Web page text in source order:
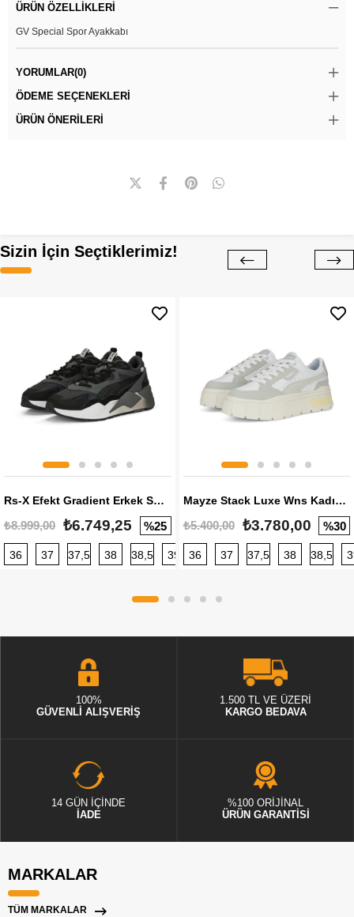
ÜRÜN ÖZELLIKLERI
GV Special Spor Ayakkabı
YORUMLAR(0)
ÖDEME SEÇENEKLERI
ÜRÜN ÖNERILERI
Sizin İçin Seçtiklerimiz!
Rs-X Efekt Gradient Erkek Sneaker
₺8.999,00 ₺6.749,25 %25
36 37 37,5 38 38,5 39 40 40,5 41 42 42,5
Mayze Stack Luxe Wns Kadın Sneaker
₺5.400,00 ₺3.780,00 %30
36 37 37,5 38 38,5
100%
GÜVENLİ ALIŞVERİŞ
1.500 TL VE ÜZERİ
KARGO BEDAVA
14 GÜN İÇİNDE
İADE
%100 ORİJİNAL
ÜRÜN GARANTİSİ
MARKALAR
TÜM MARKALAR